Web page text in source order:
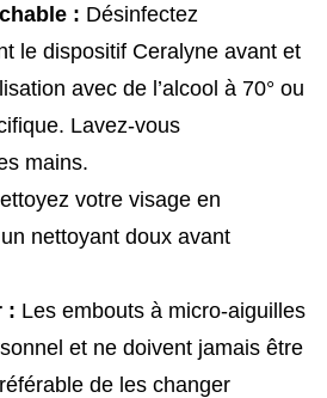
: Désinfectez
le dispositif Ceralyne avant et
avec de l’alcool à 70° ou
Lavez-vous
mains.
votre visage en
nettoyant doux avant
: Les embouts à micro-aiguilles
et ne doivent jamais être
de les changer